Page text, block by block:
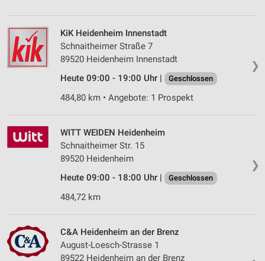
❯
KiK Heidenheim Innenstadt
Schnaitheimer Straße 7
89520 Heidenheim Innenstadt
Heute 09:00 - 19:00 Uhr |
Geschlossen
484,80 km • Angebote: 1 Prospekt
❯
WITT WEIDEN Heidenheim
Schnaitheimer Str. 15
89520 Heidenheim
Heute 09:00 - 18:00 Uhr |
Geschlossen
484,72 km
C&A Heidenheim an der Brenz
August-Loesch-Strasse 1
89522 Heidenheim an der Brenz